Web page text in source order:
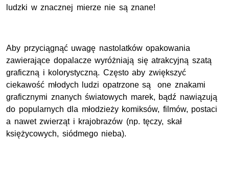
ludzki w znacznej mierze nie są znane!
Aby przyciągnąć uwagę nastolatków opakowania
zawierające dopalacze wyróżniają się atrakcyjną szatą
graficzną i kolorystyczną. Często aby zwiększyć
ciekawość młodych ludzi opatrzone są one znakami
graficznymi znanych światowych marek, bądź nawiązują
do popularnych dla młodzieży komiksów, filmów, postaci
a nawet zwierząt i krajobrazów (np. tęczy, skał
księżycowych, siódmego nieba).